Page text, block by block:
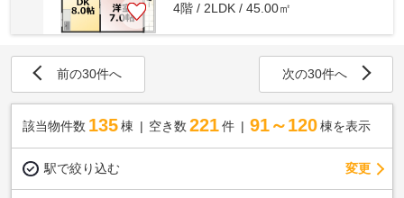
4階 / 2LDK / 45.00㎡
前の30件へ 次の30件へ
該当物件数 135棟 空き数 221 件 91～120 棟を表示
駅で絞り込む 変更